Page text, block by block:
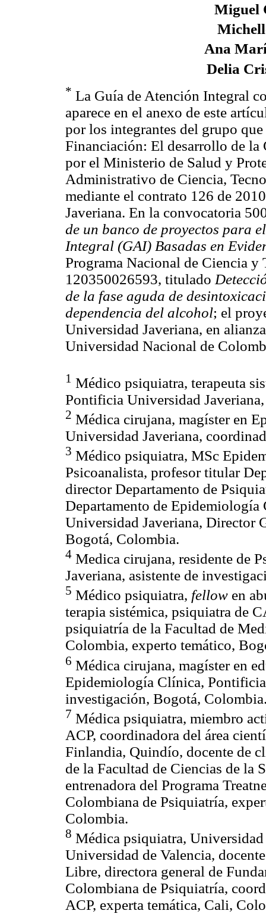
Miguel
Ana
Delia
* La Guía de Atención Integral
aparece en el anexo de este
por los integrantes del grupo
Financiación: El desarrollo de
por el Ministerio de Salud y
Administrativo de Ciencia,
mediante el contrato 126 de
Javeriana. En la convocatoria
de un banco de proyectos para
Integral (GAI) Basadas en
Programa Nacional de Ciencia
120350026593, titulado
de la fase aguda de
dependencia del alcohol; el
Universidad Javeriana, en
Universidad Nacional de
1 Médico psiquiatra, terapeuta
Pontificia Universidad
2 Médica cirujana, magíster en
Universidad Javeriana,
3 Médico psiquiatra, MSc
Psicoanalista, profesor titular
director Departamento de
Departamento de
Universidad Javeriana, Director
Bogotá, Colombia.
4 Medica cirujana, residente de
Javeriana, asistente de
5 Médico psiquiatra, fellow en
terapia sistémica, psiquiatra de
psiquiatría de la Facultad de
Colombia, experto temático,
6 Médica cirujana, magíster en
Epidemiología Clínica,
investigación, Bogotá,
7 Médica psiquiatra, miembro
ACP, coordinadora del área
Finlandia, Quindío, docente de
de la Facultad de Ciencias de la
entrenadora del Programa
Colombiana de Psiquiatría,
Colombia.
8 Médica psiquiatra,
Universidad de Valencia,
Libre, directora general de
Colombiana de Psiquiatría,
ACP, experta temática, Cali,